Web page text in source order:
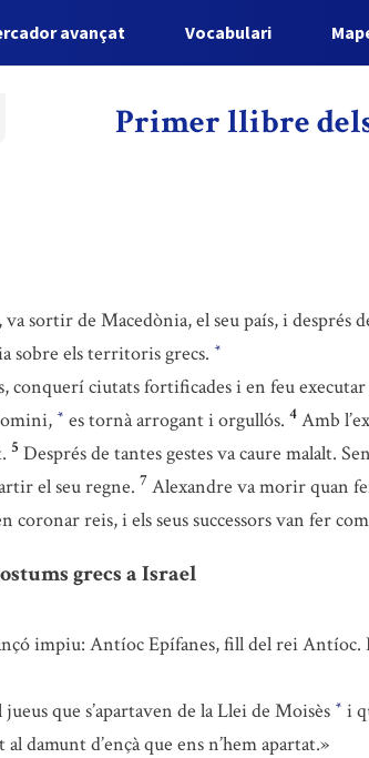
avançat Vocabulari
Primer llibre dels
sortir de Macedònia, el seu país, i després
sobre els territoris grecs. *
conquerí ciutats fortificades i en feu executar
* es tornà arrogant i orgullós. 4 Amb
5 Després de tantes gestes va caure malalt.
el seu regne. 7 Alexandre va morir quan
coronar reis, i els seus successors van fer
grecs a Israel
impiu: Antíoc Epífanes, fill del rei Antíoc.
que s’apartaven de la Llei de Moisès * i
damunt d’ençà que ens n’hem apartat.»